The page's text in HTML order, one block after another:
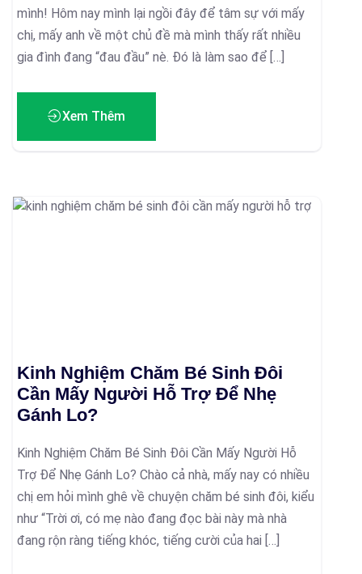
mình! Hôm nay mình lại ngồi đây để tâm sự với mấy
chị, mấy anh về một chủ đề mà mình thấy rất nhiều
gia đình đang “đau đầu” nè. Đó là làm sao để […]
Xem Thêm
Kinh Nghiệm Chăm Bé Sinh Đôi
Cần Mấy Người Hỗ Trợ Để Nhẹ
Gánh Lo?
Kinh Nghiệm Chăm Bé Sinh Đôi Cần Mấy Người Hỗ
Trợ Để Nhẹ Gánh Lo? Chào cả nhà, mấy nay có nhiều
chị em hỏi mình ghê về chuyện chăm bé sinh đôi, kiểu
như “Trời ơi, có mẹ nào đang đọc bài này mà nhà
đang rộn ràng tiếng khóc, tiếng cười của hai […]